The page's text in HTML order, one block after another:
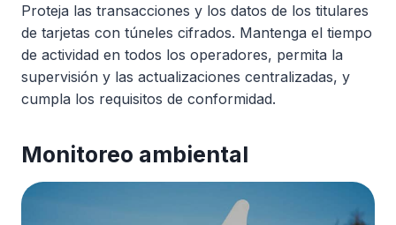
Proteja las transacciones y los datos de los titulares
de tarjetas con túneles cifrados. Mantenga el tiempo
de actividad en todos los operadores, permita la
supervisión y las actualizaciones centralizadas, y
cumpla los requisitos de conformidad.
Monitoreo ambiental